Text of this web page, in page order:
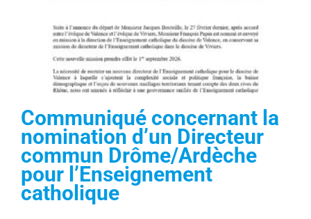
Communiqué concernant la
nomination d’un Directeur
commun Drôme/Ardèche
pour l’Enseignement
catholique